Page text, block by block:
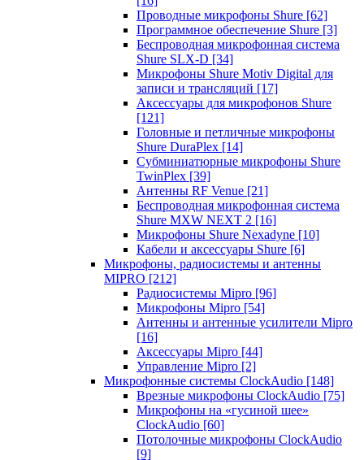
Проводные микрофоны Shure [62]
Программное обеспечение Shure [3]
Беспроводная микрофонная система
Shure SLX-D [34]
Микрофоны Shure Motiv Digital для
записи и трансляций [17]
Аксессуары для микрофонов Shure
[121]
Головные и петличные микрофоны
Shure DuraPlex [14]
Субминиатюрные микрофоны Shure
TwinPlex [39]
Антенны RF Venue [21]
Беспроводная микрофонная система
Shure MXW NEXT 2 [16]
Микрофоны Shure Nexadyne [10]
Кабели и аксессуары Shure [6]
Микрофоны, радиосистемы и антенны
MIPRO [212]
Радиосистемы Mipro [96]
Микрофоны Mipro [54]
Антенны и антенные усилители Mipro
[16]
Аксессуары Mipro [44]
Управление Mipro [2]
Микрофонные системы ClockAudio [148]
Врезные микрофоны ClockAudio [75]
Микрофоны на «гусиной шее»
ClockAudio [60]
Потолочные микрофоны ClockAudio
[9]